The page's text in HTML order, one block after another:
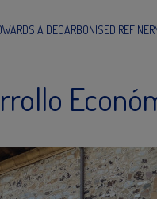
A DECARBONISED